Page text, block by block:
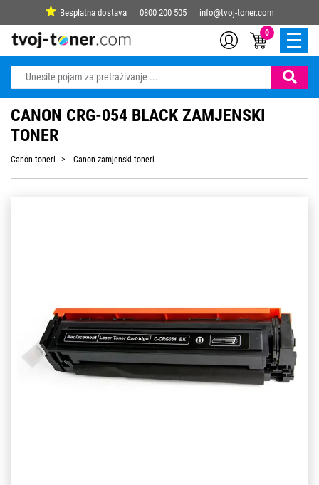
Besplatna dostava 0800 200 505 info@tvoj-toner.com
0
CANON CRG-054 BLACK ZAMJENSKI
TONER
Canon toneri Canon zamjenski toneri